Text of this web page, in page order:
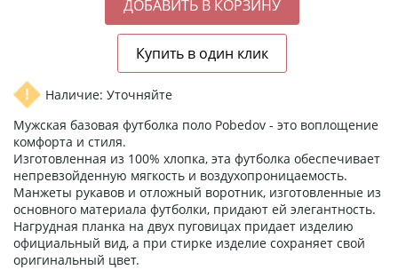
Наличие: Уточняйте
Мужская базовая футболка поло Pobedov - это воплощение
комфорта и стиля.
Изготовленная из 100% хлопка, эта футболка обеспечивает
непревзойденную мягкость и воздухопроницаемость.
Манжеты рукавов и отложный воротник, изготовленные из
основного материала футболки, придают ей элегантность.
Нагрудная планка на двух пуговицах придает изделию
официальный вид, а при стирке изделие сохраняет свой
оригинальный цвет.